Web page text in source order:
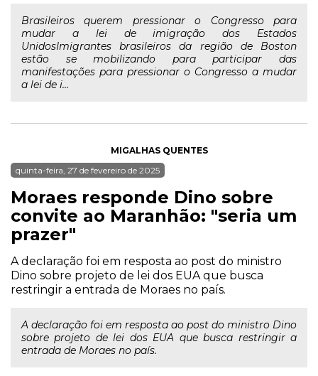
Brasileiros querem pressionar o Congresso para
mudar a lei de imigração dos Estados
UnidosImigrantes brasileiros da região de Boston
estão se mobilizando para participar das
manifestações para pressionar o Congresso a mudar
a lei de i...
MIGALHAS QUENTES
quinta-feira, 27 de fevereiro de 2025
Moraes responde Dino sobre
convite ao Maranhão: "seria um
prazer"
A declaração foi em resposta ao post do ministro
Dino sobre projeto de lei dos EUA que busca
restringir a entrada de Moraes no país.
A declaração foi em resposta ao post do ministro Dino
sobre projeto de lei dos EUA que busca restringir a
entrada de Moraes no país.